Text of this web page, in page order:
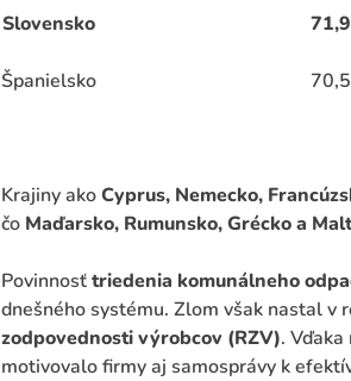
Slovensko 71,9
Španielsko 70,5
Krajiny akoCyprus, Nemecko,
čo Maďarsko, Rumunsko, Grécko a
Povinnosťtriedenia komunálneho
dnešného systému. Zlom však nastal v
zodpovednosti výrobcov (RZV). Vďaka
motivovalo firmy aj samosprávy k